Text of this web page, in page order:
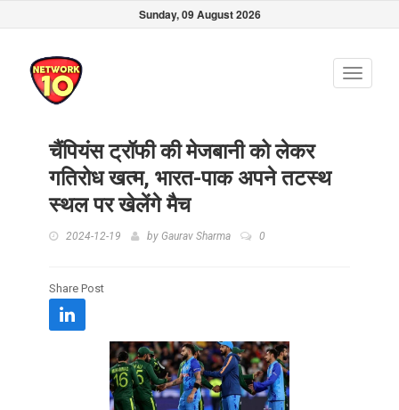
Sunday, 09 August 2026
Toggle
चैंपियंस ट्रॉफी की मेजबानी को लेकर
गतिरोध खत्म, भारत-पाक अपने तटस्थ
स्थल पर खेलेंगे मैच
2024-12-19 by Gaurav Sharma 0
Share Post